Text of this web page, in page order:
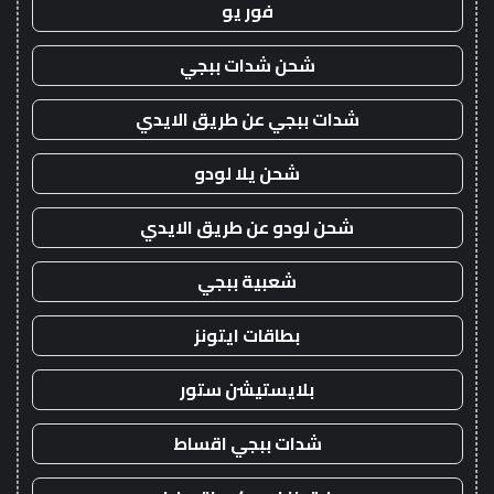
فور يو
شحن شدات ببجي
شدات ببجي عن طريق الايدي
شحن يلا لودو
شحن لودو عن طريق الايدي
شعبية ببجي
بطاقات ايتونز
بلايستيشن ستور
شدات ببجي اقساط